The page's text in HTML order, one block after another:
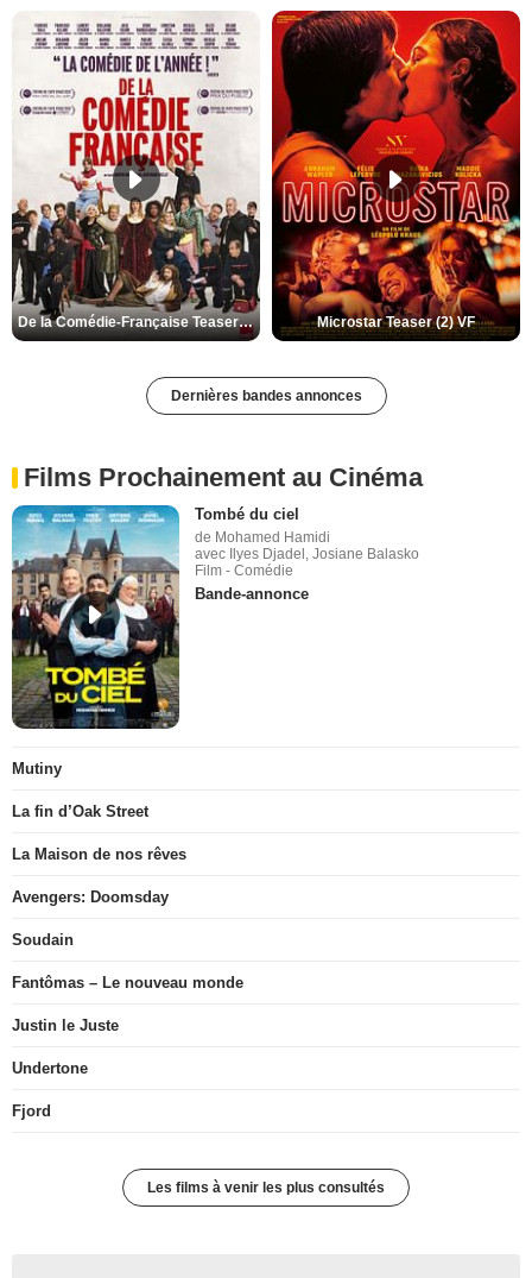
De la Comédie-Française Teaser (3) VF Microstar Teaser (2) VF
Dernières bandes annonces
Films Prochainement au Cinéma
Tombé du ciel
de Mohamed Hamidi
avec Ilyes Djadel, Josiane Balasko
Film - Comédie
Bande-annonce
Mutiny
La fin d’Oak Street
La Maison de nos rêves
Avengers: Doomsday
Soudain
Fantômas – Le nouveau monde
Justin le Juste
Undertone
Fjord
Les films à venir les plus consultés